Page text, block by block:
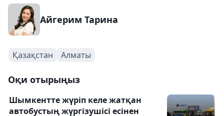
Айгерим Тарина
Қазақстан Алматы
Оқи отырыңыз
Шымкентте жүріп келе жатқан
автобустың жүргізушісі есінен